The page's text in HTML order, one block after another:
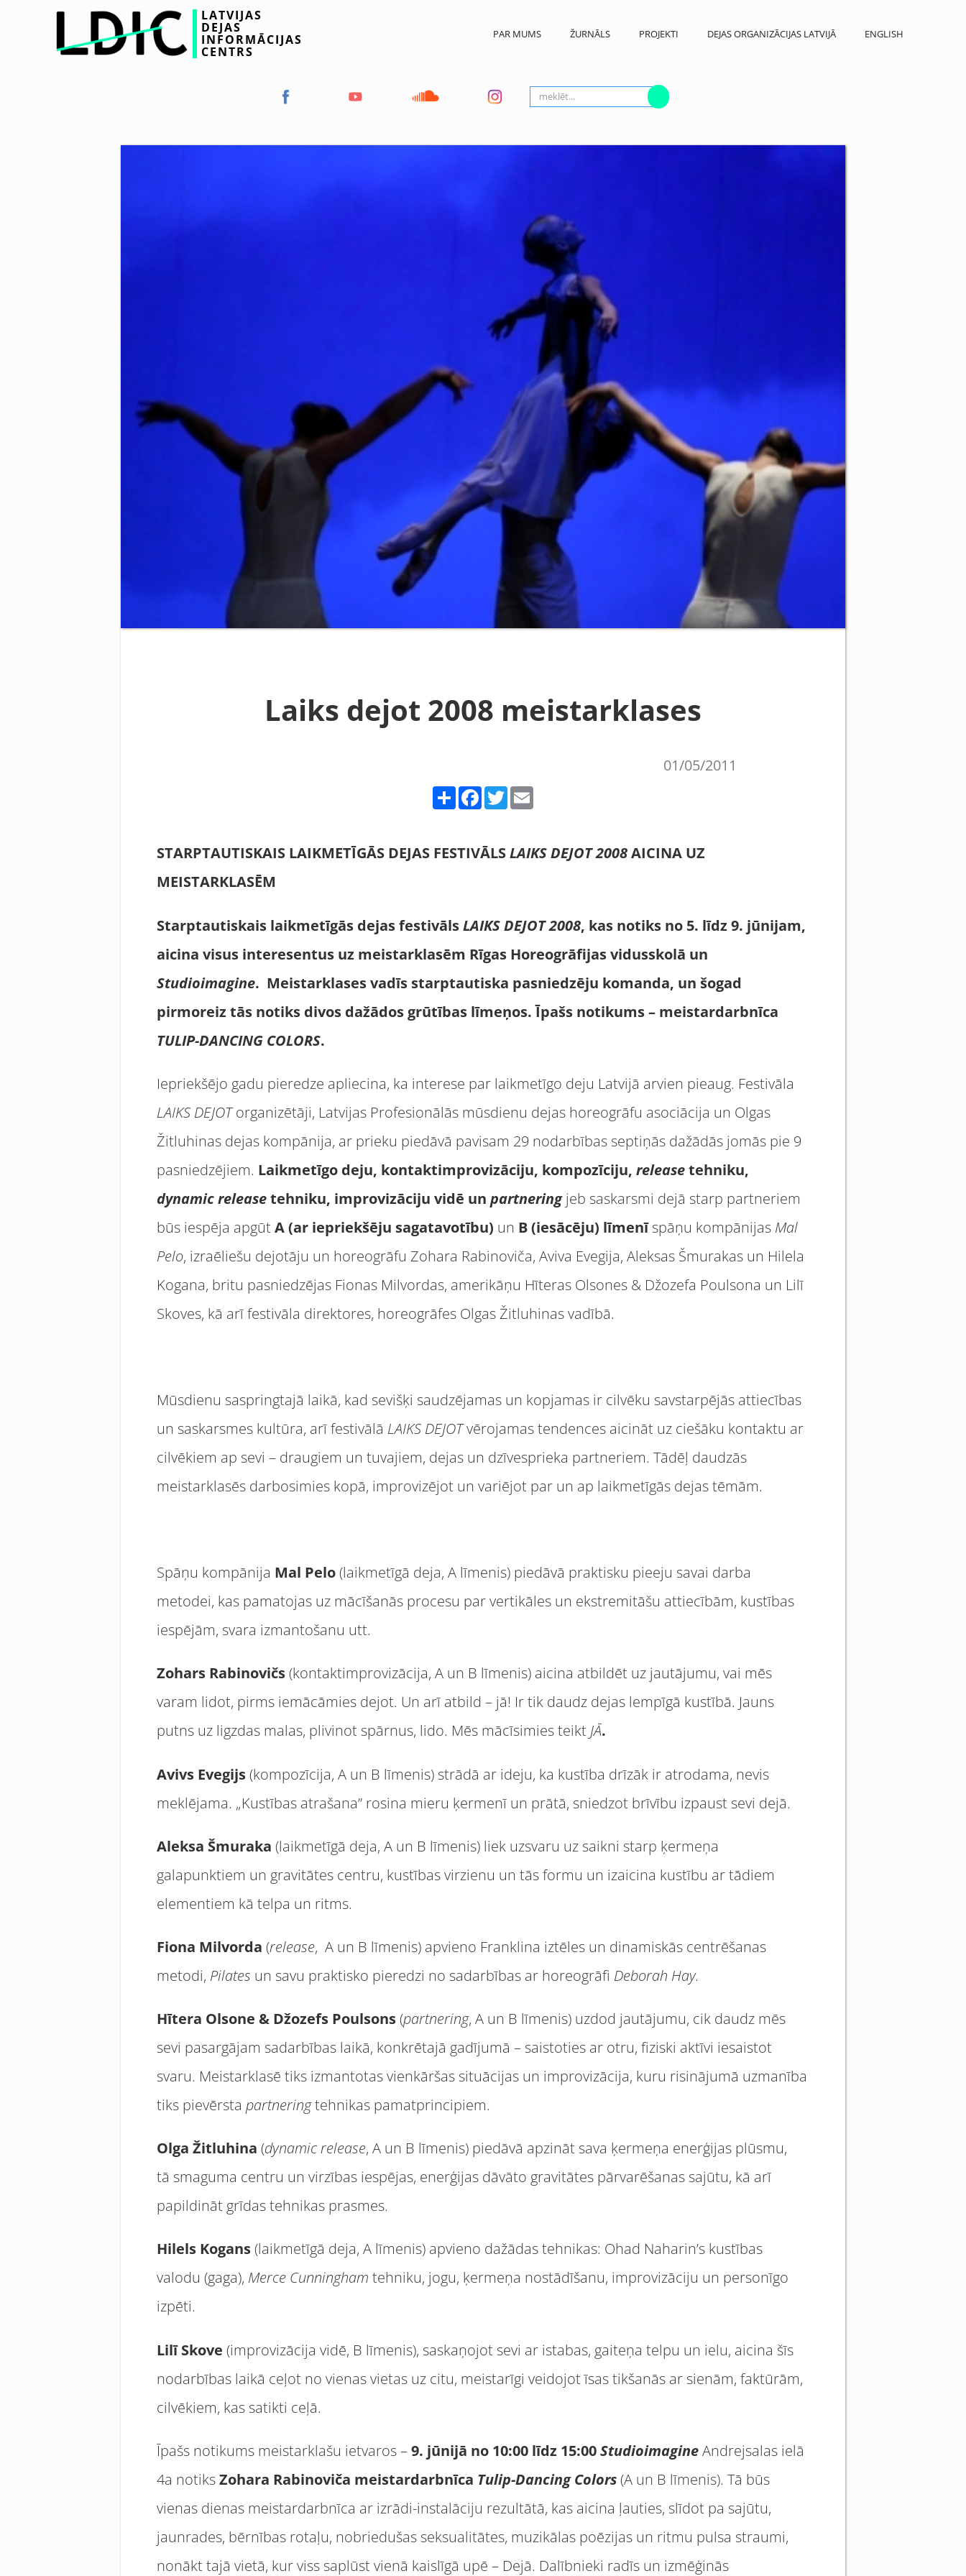
LATVIJAS
DEJAS
INFORMĀCIJAS
CENTRS
PAR MUMS ŽURNĀLS PROJEKTI DEJAS ORGANIZĀCIJAS LATVIJĀ ENGLISH
Laiks dejot 2008 meistarklases
01/05/2011
Share FacebookTwitter
STARPTAUTISKAIS LAIKMETĪGĀS DEJAS FESTIVĀLSLAIKS DEJOT2008AICINA UZ
MEISTARKLASĒM
Starptautiskais laikmetīgās dejas festivālsLAIKS DEJOT 2008, kas notiks no 5. līdz 9. jūnijam,
aicina visus interesentus uz meistarklasēm Rīgas Horeogrāfijas vidusskolā un
Studioimagine. Meistarklases vadīs starptautiska pasniedzēju komanda, un šogad
pirmoreiz tās notiks divos dažādos grūtības līmeņos. Īpašs notikums – meistardarbnīca
TULIP-DANCING COLORS.
Iepriekšējo gadu pieredze apliecina, ka interese par laikmetīgo deju Latvijā arvien pieaug. Festivāla
LAIKS DEJOTorganizētāji, Latvijas Profesionālās mūsdienu dejas horeogrāfu asociācija un Olgas
Žitluhinas dejas kompānija, ar prieku piedāvā pavisam 29 nodarbības septiņās dažādās jomās pie 9
pasniedzējiem. Laikmetīgo deju, kontaktimprovizāciju, kompozīciju, releasetehniku,
dynamic releasetehniku, improvizāciju vidē un partneringjeb saskarsmi dejā starp partneriem
būs iespēja apgūtA (ar iepriekšēju sagatavotību) un B (iesācēju) līmenīspāņu kompānijas Mal
Pelo, izraēliešu dejotāju un horeogrāfu Zohara Rabinoviča, Aviva Evegija, Aleksas Šmurakas un Hilela
Kogana, britu pasniedzējas Fionas Milvordas, amerikāņu Hīteras Olsones & Džozefa Poulsona un Lilī
Skoves, kā arī festivāla direktores, horeogrāfes Olgas Žitluhinas vadībā.
Mūsdienu saspringtajā laikā, kad sevišķi saudzējamas un kopjamas ir cilvēku savstarpējās attiecības
un saskarsmes kultūra, arī festivālā LAIKS DEJOTvērojamas tendences aicināt uz ciešāku kontaktu ar
cilvēkiem ap sevi – draugiem un tuvajiem, dejas un dzīvesprieka partneriem. Tādēļ daudzās
meistarklasēs darbosimies kopā, improvizējot un variējot par un ap laikmetīgās dejas tēmām.
Spāņu kompānija Mal Pelo(laikmetīgā deja, A līmenis) piedāvā praktisku pieeju savai darba
metodei, kas pamatojas uz mācīšanās procesu par vertikāles un ekstremitāšu attiecībām, kustības
iespējām, svara izmantošanu utt.
Zohars Rabinovičs(kontaktimprovizācija, A un B līmenis) aicina atbildēt uz jautājumu, vai mēs
varam lidot, pirms iemācāmies dejot. Un arī atbild – jā! Ir tik daudz dejas lempīgā kustībā. Jauns
putns uz ligzdas malas, plivinot spārnus, lido. Mēs mācīsimies teikt JĀ.
Avivs Evegijs(kompozīcija, A un B līmenis) strādā ar ideju, ka kustība drīzāk ir atrodama, nevis
meklējama. „Kustības atrašana” rosina mieru ķermenī un prātā, sniedzot brīvību izpaust sevi dejā.
Aleksa Šmuraka (laikmetīgā deja, A un B līmenis) liek uzsvaru uz saikni starp ķermeņa
galapunktiem un gravitātes centru, kustības virzienu un tās formu un izaicina kustību ar tādiem
elementiem kā telpa un ritms.
Fiona Milvorda (release, A un B līmenis) apvieno Franklina iztēles un dinamiskās centrēšanas
metodi, Pilates un savu praktisko pieredzi no sadarbības ar horeogrāfi Deborah Hay.
Hītera Olsone & Džozefs Poulsons(partnering, A un B līmenis) uzdod jautājumu, cik daudz mēs
sevi pasargājam sadarbības laikā, konkrētajā gadījumā – saistoties ar otru, fiziski aktīvi iesaistot
svaru. Meistarklasē tiks izmantotas vienkāršas situācijas un improvizācija, kuru risinājumā uzmanība
tiks pievērsta partneringtehnikas pamatprincipiem.
Olga Žitluhina (dynamic release, A un B līmenis) piedāvā apzināt sava ķermeņa enerģijas plūsmu,
tā smaguma centru un virzības iespējas, enerģijas dāvāto gravitātes pārvarēšanas sajūtu, kā arī
papildināt grīdas tehnikas prasmes.
Hilels Kogans(laikmetīgā deja, A līmenis) apvieno dažādas tehnikas: Ohad Naharin’s kustības
valodu (gaga), Merce Cunningham tehniku, jogu, ķermeņa nostādīšanu, improvizāciju un personīgo
izpēti.
Lilī Skove (improvizācija vidē, B līmenis), saskaņojot sevi ar istabas, gaiteņa telpu un ielu, aicina šīs
nodarbības laikā ceļot no vienas vietas uz citu, meistarīgi veidojot īsas tikšanās ar sienām, faktūrām,
cilvēkiem, kas satikti ceļā.
Īpašs notikums meistarklašu ietvaros –9. jūnijā no 10:00 līdz 15:00StudioimagineAndrejsalas ielā
4a notiksZohara Rabinoviča meistardarbnīca Tulip-Dancing Colors(A un B līmenis). Tā būs
vienas dienas meistardarbnīca ar izrādi-instalāciju rezultātā, kas aicina ļauties, slīdot pa sajūtu,
jaunrades, bērnības rotaļu, nobriedušas seksualitātes, muzikālas poēzijas un ritmu pulsa straumi,
nonākt tajā vietā, kur viss saplūst vienā kaislīgā upē – Dejā. Dalībnieki radīs un izmēģinās